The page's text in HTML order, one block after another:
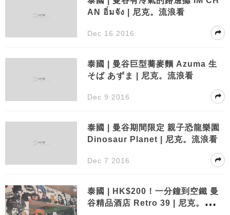
AN อิ่มจัง | 尼克。流浪看
Dec 16 2016
泰國 | 曼谷巨型蕎麥麵 Azuma 生
そば あずま | 尼克。流浪看
Dec 9 2016
泰國 | 曼谷期間限定 親子恐龍樂園
Dinosaur Planet | 尼克。流浪看
Dec 7 2016
泰國 | HK$200！一分鐘到空鐵 曼
谷精品酒店 Retro 39 | 尼克。流浪